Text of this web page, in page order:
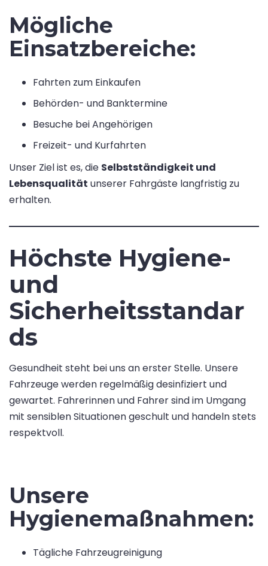
Mögliche
Einsatzbereiche:
Fahrten zum Einkaufen
Behörden- und Banktermine
Besuche bei Angehörigen
Freizeit- und Kurfahrten
Unser Ziel ist es, die Selbstständigkeit und
Lebensqualität unserer Fahrgäste langfristig zu
erhalten.
Höchste Hygiene-
und
Sicherheitsstandar
ds
Gesundheit steht bei uns an erster Stelle. Unsere
Fahrzeuge werden regelmäßig desinfiziert und
gewartet. Fahrerinnen und Fahrer sind im Umgang
mit sensiblen Situationen geschult und handeln stets
respektvoll.
Unsere
Hygienemaßnahmen:
Tägliche Fahrzeugreinigung